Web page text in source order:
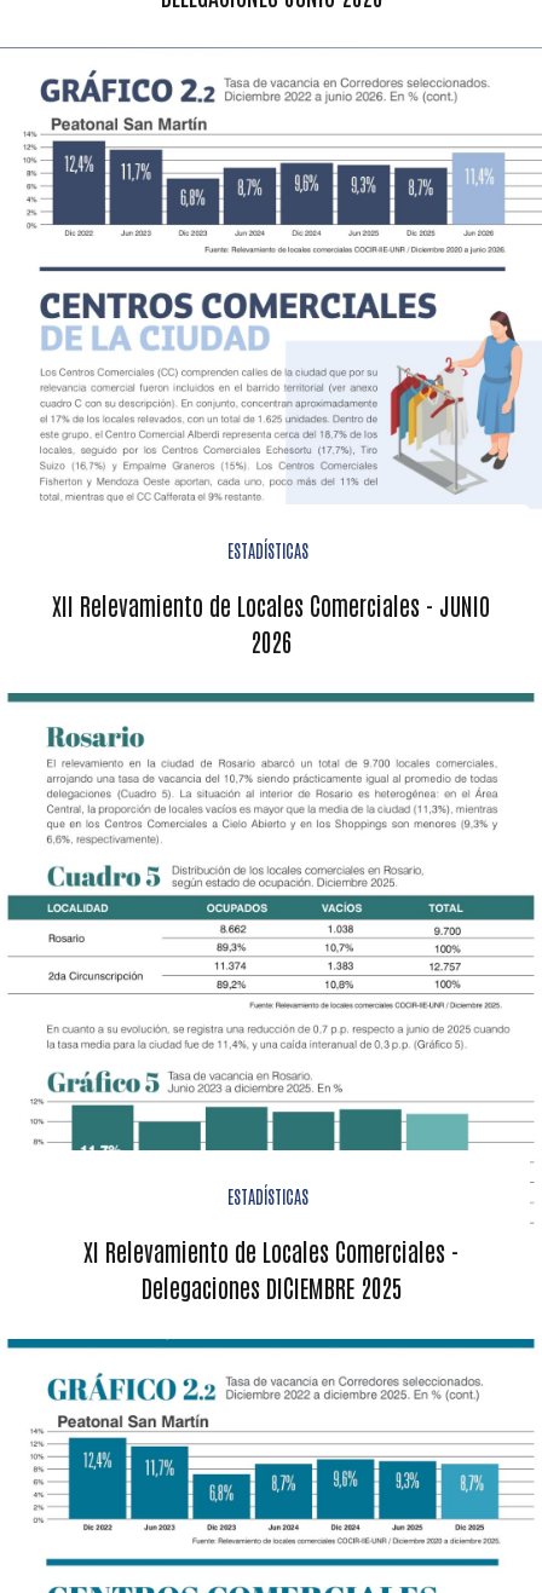
ESTADÍSTICAS
XII Relevamiento de Locales Comerciales - JUNIO
2026
ESTADÍSTICAS
XI Relevamiento de Locales Comerciales -
Delegaciones DICIEMBRE 2025